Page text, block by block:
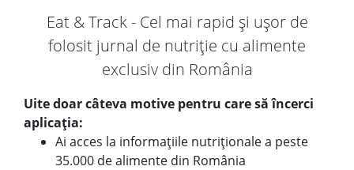
Eat & Track - Cel mai rapid și ușor de
folosit jurnal de nutriție cu alimente
exclusiv din România
Uite doar câteva motive pentru care să încerci
aplicația:
Ai acces la informațiile nutriționale a peste
35.000 de alimente din România